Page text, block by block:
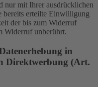
nur mit Ihrer ausdrücklichen
bereits erteilte Einwilligung
der bis zum Widerruf
Widerruf unberührt.
in
Direktwerbung (Art.